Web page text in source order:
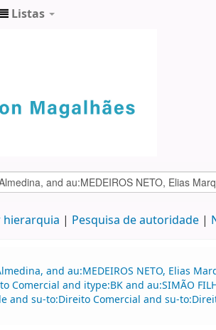
Listas
hierarquia Pesquisa de autoridade
and au:MEDEIROS NETO, Elias
Comercial and itype:BK and au:SIMÃO
and su-to:Direito Comercial and su-